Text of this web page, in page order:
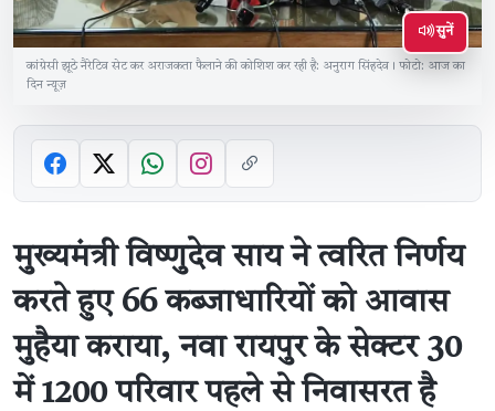
सुनें
कांग्रेसी झूठे नैरेटिव सेट कर अराजकता फैलाने की कोशिश कर रही है: अनुराग सिंहदेव। फोटो: आज का
दिन न्यूज़
मुख्यमंत्री विष्णुदेव साय ने त्वरित निर्णय
करते हुए 66 कब्जाधारियों को आवास
मुहैया कराया, नवा रायपुर के सेक्टर 30
में 1200 परिवार पहले से निवासरत है